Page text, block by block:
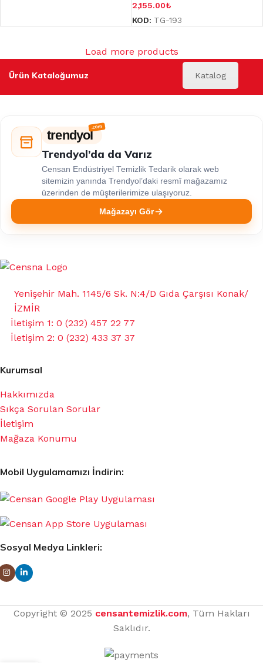
2,155.00₺
KOD: TG-193
Load more products
Ürün Kataloğumuz Katalog
trendyol
Trendyol’da da Varız
Censan Endüstriyel Temizlik Tedarik olarak web
sitemizin yanında Trendyol’daki resmî mağazamız
üzerinden de müşterilerimize ulaşıyoruz.
Mağazayı Gör
Yenişehir Mah. 1145/6 Sk. N:4/D Gıda Çarşısı Konak/
İZMİR
İletişim 1: 0 (232) 457 22 77
İletişim 2: 0 (232) 433 37 37
Kurumsal
Hakkımızda
Sıkça Sorulan Sorular
İletişim
Mağaza Konumu
Mobil Uygulamamızı İndirin:
Sosyal Medya Linkleri:
Copyright © 2025 censantemizlik.com, Tüm Hakları
Saklıdır.